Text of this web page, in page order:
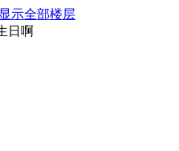
显示全部楼层
日啊